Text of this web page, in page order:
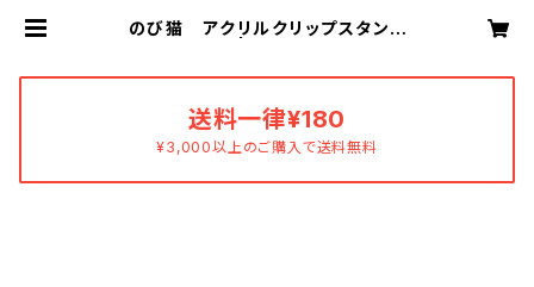
のび猫 アクリルクリップスタンド
送料一律¥180
¥3,000以上のご購入で送料無料